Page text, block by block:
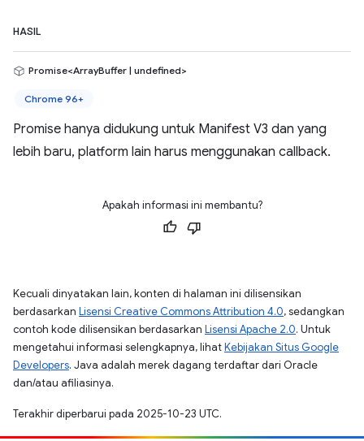
HASIL
Promise<ArrayBuffer | undefined>
Chrome 96+
Promise hanya didukung untuk Manifest V3 dan yang
lebih baru, platform lain harus menggunakan callback.
Apakah informasi ini membantu?
Kecuali dinyatakan lain, konten di halaman ini dilisensikan
berdasarkan Lisensi Creative Commons Attribution 4.0, sedangkan
contoh kode dilisensikan berdasarkan Lisensi Apache 2.0. Untuk
mengetahui informasi selengkapnya, lihatKebijakan Situs Google
Developers. Java adalah merek dagang terdaftar dari Oracle
dan/atau afiliasinya.
Terakhir diperbarui pada 2025-10-23 UTC.